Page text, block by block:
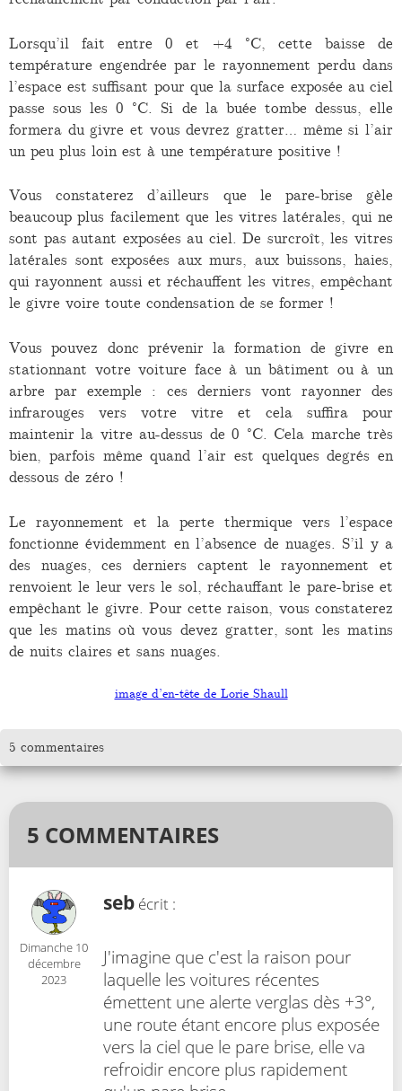
Lorsqu’il fait entre 0 et +4 °C, cette baisse de
température engendrée par le rayonnement perdu dans
l’espace est suffisant pour que la surface exposée au ciel
passe sous les 0 °C. Si de la buée tombe dessus, elle
formera du givre et vous devrez gratter… même si l’air
un peu plus loin est à une température positive !
Vous constaterez d’ailleurs que le pare-brise gèle
beaucoup plus facilement que les vitres latérales, qui ne
sont pas autant exposées au ciel. De surcroît, les vitres
latérales sont exposées aux murs, aux buissons, haies,
qui rayonnent aussi et réchauffent les vitres, empêchant
le givre voire toute condensation de se former !
Vous pouvez donc prévenir la formation de givre en
stationnant votre voiture face à un bâtiment ou à un
arbre par exemple : ces derniers vont rayonner des
infrarouges vers votre vitre et cela suffira pour
maintenir la vitre au-dessus de 0 °C. Cela marche très
bien, parfois même quand l’air est quelques degrés en
dessous de zéro !
Le rayonnement et la perte thermique vers l’espace
fonctionne évidemment en l’absence de nuages. S’il y a
des nuages, ces derniers captent le rayonnement et
renvoient le leur vers le sol, réchauffant le pare-brise et
empêchant le givre. Pour cette raison, vous constaterez
que les matins où vous devez gratter, sont les matins
de nuits claires et sans nuages.
image d’en-tête de Lorie Shaull
5 commentaires
5 COMMENTAIRES
Dimanche 10
décembre
2023
seb écrit :
J'imagine que c'est la raison pour
laquelle les voitures récentes
émettent une alerte verglas dès +3°,
une route étant encore plus exposée
vers la ciel que le pare brise, elle va
refroidir encore plus rapidement